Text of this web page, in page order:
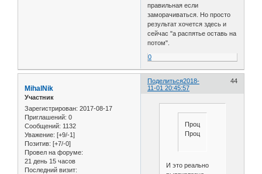
правильная если
заморачиваться. Но просто
результат хочется здесь и
сейчас "а распятье оставь на
потом".
0
Поделиться 44
2018-
11-01 20:45:57
MihalNik
Участник
Зарегистрирован: 2017-08-17
Приглашений: 0
Сообщений: 1132
Уважение: [+9/-1]
Позитив: [+7/-0]
Провел на форуме:
21 день 15 часов
Последний визит:
И это реально